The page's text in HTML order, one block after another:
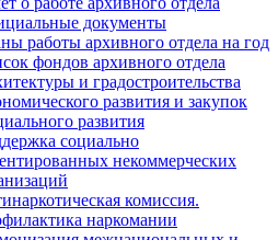
документы
работы архивного отдела на год
фондов архивного отдела
и градостроительства
развития и закупок
развития
социально
некоммерческих
комиссия.
наркомании